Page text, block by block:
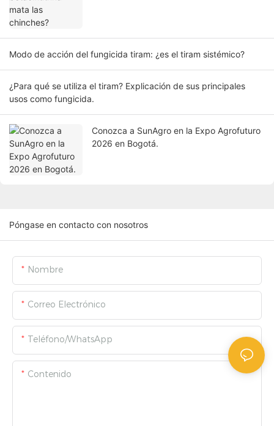
Modo de acción del fungicida tiram: ¿es el tiram sistémico?
¿Para qué se utiliza el tiram? Explicación de sus principales
usos como fungicida.
Conozca a SunAgro en la Expo Agrofuturo
2026 en Bogotá.
Póngase en contacto con nosotros
Nombre
Correo Electrónico
Teléfono/WhatsApp
Contenido